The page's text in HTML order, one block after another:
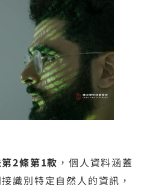
2條第1款 ，個人資料涵蓋
識別特定自然人的資訊，